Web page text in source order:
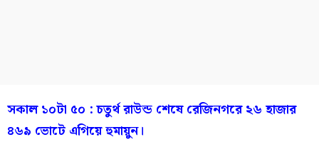
সকাল ১০টা ৫০ :চতুর্থ রাউন্ড শেষে রেজিনগরে ২৬ হাজার
৪৬৯ ভোটে এগিয়ে হুমায়ুন।